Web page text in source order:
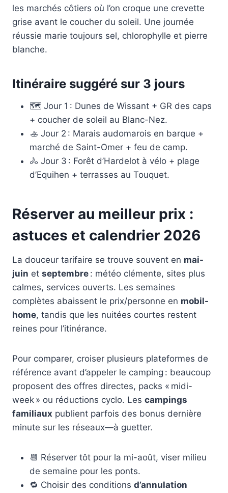
les marchés côtiers où l’on croque une crevette
grise avant le coucher du soleil. Une journée
réussie marie toujours sel, chlorophylle et pierre
blanche.
Itinéraire suggéré sur 3 jours
🗺️ Jour 1 : Dunes de Wissant + GR des caps
+ coucher de soleil au Blanc-Nez.
🚣 Jour 2 : Marais audomarois en barque +
marché de Saint-Omer + feu de camp.
🚴 Jour 3 : Forêt d’Hardelot à vélo + plage
d’Equihen + terrasses au Touquet.
Réserver au meilleur prix :
astuces et calendrier 2026
La douceur tarifaire se trouve souvent en mai-
juin et septembre : météo clémente, sites plus
calmes, services ouverts. Les semaines
complètes abaissent le prix/personne en mobil-
home, tandis que les nuitées courtes restent
reines pour l’itinérance.
Pour comparer, croiser plusieurs plateformes de
référence avant d’appeler le camping : beaucoup
proposent des offres directes, packs « midi-
week » ou réductions cyclo. Les campings
familiaux publient parfois des bonus dernière
minute sur les réseaux—à guetter.
📆 Réserver tôt pour la mi-août, viser milieu
de semaine pour les ponts.
🔁 Choisir des conditions d’annulation